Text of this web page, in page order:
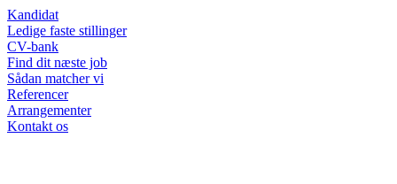
Kandidat
Ledige faste stillinger
CV-bank
Find dit næste job
Sådan matcher vi
Referencer
Arrangementer
Kontakt os